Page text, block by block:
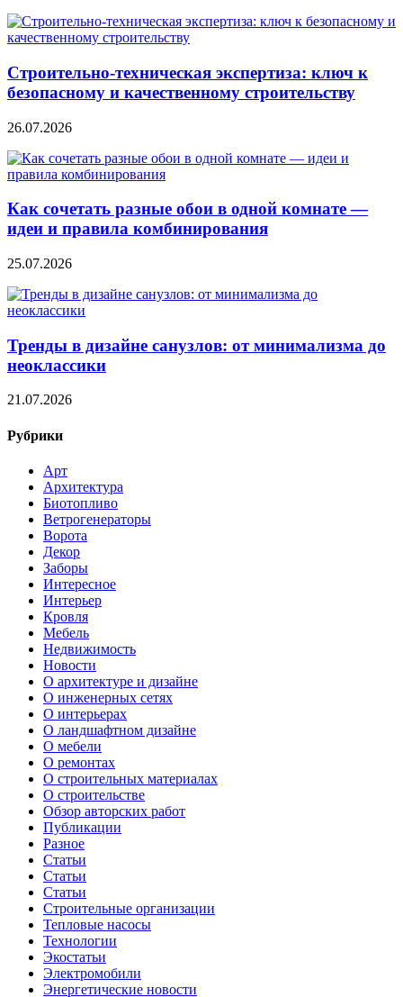
Строительно‑техническая экспертиза: ключ к
безопасному и качественному строительству
26.07.2026
Как сочетать разные обои в одной комнате —
идеи и правила комбинирования
25.07.2026
Тренды в дизайне санузлов: от минимализма до
неоклассики
21.07.2026
Рубрики
Арт
Архитектура
Биотопливо
Ветрогенераторы
Ворота
Декор
Заборы
Интересное
Интерьер
Кровля
Мебель
Недвижимость
Новости
О архитектуре и дизайне
О инженерных сетях
О интерьерах
О ландшафтном дизайне
О мебели
О ремонтах
О строительных материалах
О строительстве
Обзор авторских работ
Публикации
Разное
Статьи
Статьи
Статьи
Строительные организации
Тепловые насосы
Технологии
Экостатьи
Электромобили
Энергетические новости